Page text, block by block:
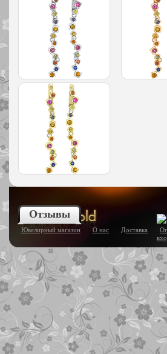
Отзывы
Ювелирный магазин О нас Доставка